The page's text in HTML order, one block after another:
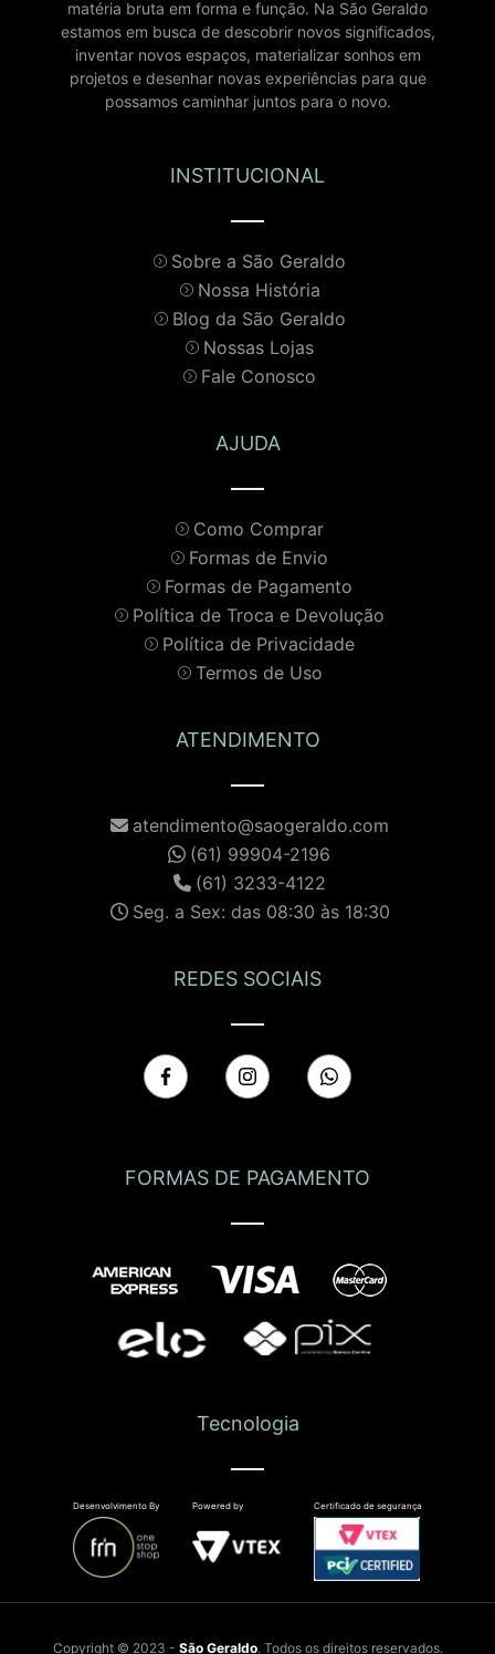
matéria bruta em forma e função. Na São Geraldo
estamos em busca de descobrir novos significados,
inventar novos espaços, materializar sonhos em
projetos e desenhar novas experiências para que
possamos caminhar juntos para o novo.
INSTITUCIONAL
Sobre a São Geraldo
Nossa História
Blog da São Geraldo
Nossas Lojas
Fale Conosco
AJUDA
Como Comprar
Formas de Envio
Formas de Pagamento
Política de Troca e Devolução
Política de Privacidade
Termos de Uso
ATENDIMENTO
atendimento@saogeraldo.com
(61) 99904-2196
(61) 3233-4122
Seg. a Sex: das 08:30 às 18:30
REDES SOCIAIS
FORMAS DE PAGAMENTO
Tecnologia
Desenvolvimento By Powered by Certificado de segurança
Copyright © 2023 - São Geraldo. Todos os direitos reservados.